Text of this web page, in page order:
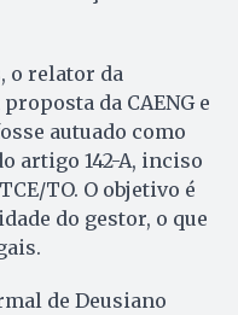
o relator da
da CAENG e
autuado como
artigo 142-A, inciso
TO. O objetivo é
do gestor, o que
de Deusiano